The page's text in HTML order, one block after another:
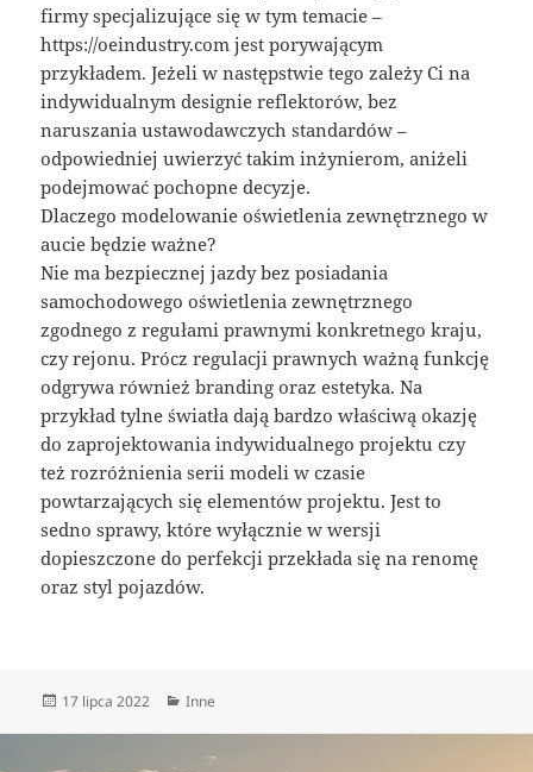
firmy specjalizujące się w tym temacie –
https://oeindustry.com jest porywającym
przykładem. Jeżeli w następstwie tego zależy Ci na
indywidualnym designie reflektorów, bez
naruszania ustawodawczych standardów –
odpowiedniej uwierzyć takim inżynierom, aniżeli
podejmować pochopne decyzje.
Dlaczego modelowanie oświetlenia zewnętrznego w
aucie będzie ważne?
Nie ma bezpiecznej jazdy bez posiadania
samochodowego oświetlenia zewnętrznego
zgodnego z regułami prawnymi konkretnego kraju,
czy rejonu. Prócz regulacji prawnych ważną funkcję
odgrywa również branding oraz estetyka. Na
przykład tylne światła dają bardzo właściwą okazję
do zaprojektowania indywidualnego projektu czy
też rozróżnienia serii modeli w czasie
powtarzających się elementów projektu. Jest to
sedno sprawy, które wyłącznie w wersji
dopieszczone do perfekcji przekłada się na renomę
oraz styl pojazdów.
Data
17 lipca 2022 Kategorie
Inne